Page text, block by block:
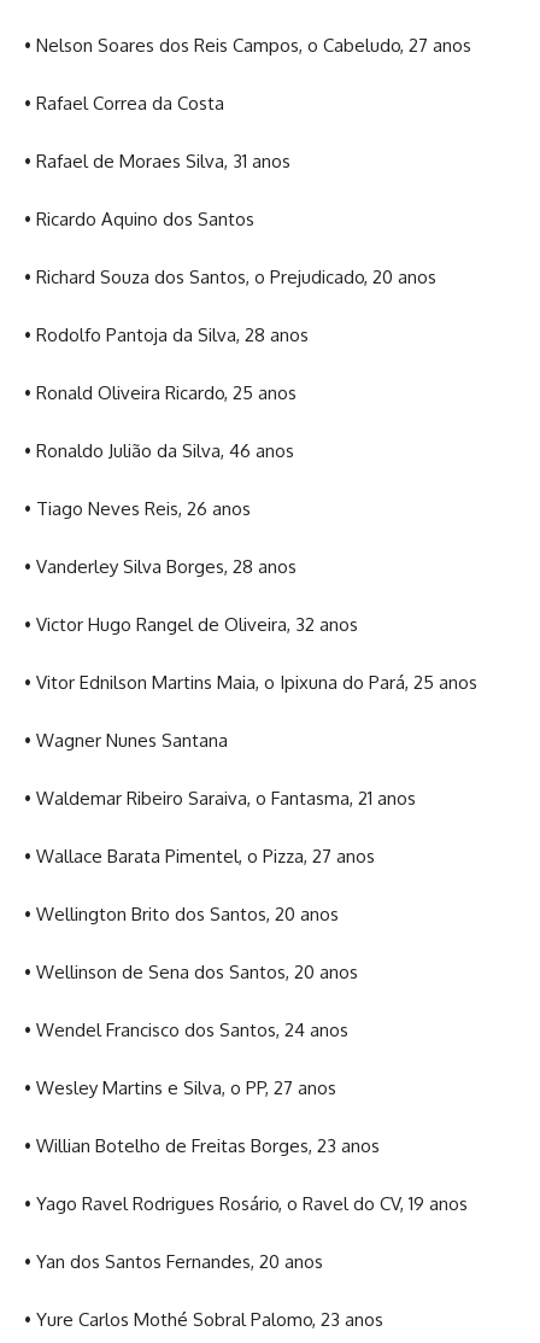
• Nelson Soares dos Reis Campos, o Cabeludo, 27 anos
• Rafael Correa da Costa
• Rafael de Moraes Silva, 31 anos
• Ricardo Aquino dos Santos
• Richard Souza dos Santos, o Prejudicado, 20 anos
• Rodolfo Pantoja da Silva, 28 anos
• Ronald Oliveira Ricardo, 25 anos
• Ronaldo Julião da Silva, 46 anos
• Tiago Neves Reis, 26 anos
• Vanderley Silva Borges, 28 anos
• Victor Hugo Rangel de Oliveira, 32 anos
• Vitor Ednilson Martins Maia, o Ipixuna do Pará, 25 anos
• Wagner Nunes Santana
• Waldemar Ribeiro Saraiva, o Fantasma, 21 anos
• Wallace Barata Pimentel, o Pizza, 27 anos
• Wellington Brito dos Santos, 20 anos
• Wellinson de Sena dos Santos, 20 anos
• Wendel Francisco dos Santos, 24 anos
• Wesley Martins e Silva, o PP, 27 anos
• Willian Botelho de Freitas Borges, 23 anos
• Yago Ravel Rodrigues Rosário, o Ravel do CV, 19 anos
• Yan dos Santos Fernandes, 20 anos
• Yure Carlos Mothé Sobral Palomo, 23 anos